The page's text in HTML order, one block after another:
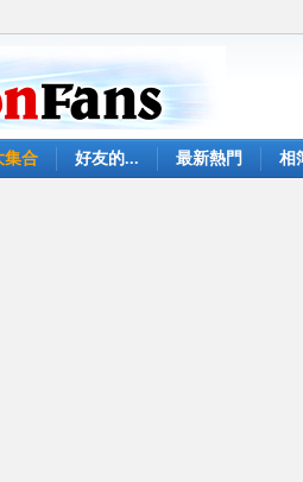
集合 好友的... 最新熱門 相